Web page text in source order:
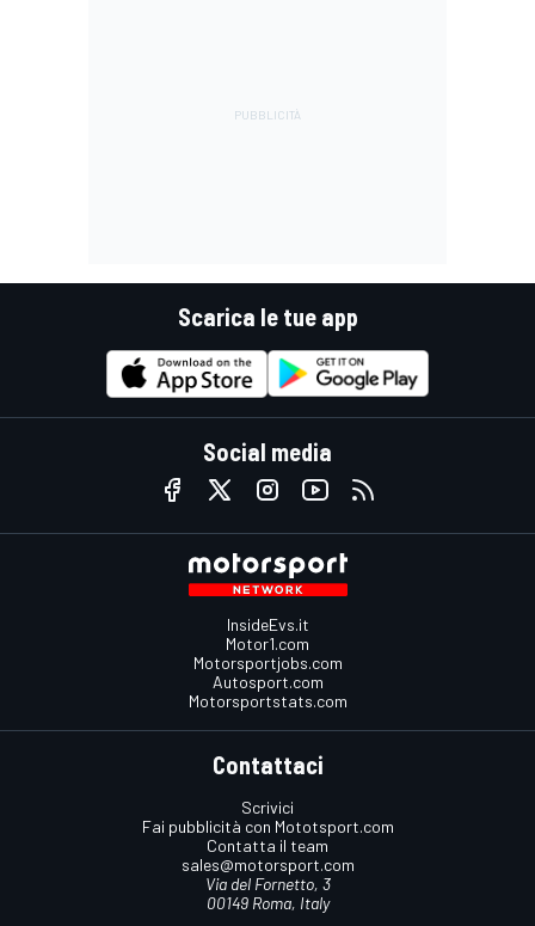
Scarica le tue app
Social media
InsideEvs.it
Motor1.com
Motorsportjobs.com
Autosport.com
Motorsportstats.com
Contattaci
Scrivici
Fai pubblicità con Mototsport.com
Contatta il team
sales@motorsport.com
Via del Fornetto, 3
00149 Roma, Italy